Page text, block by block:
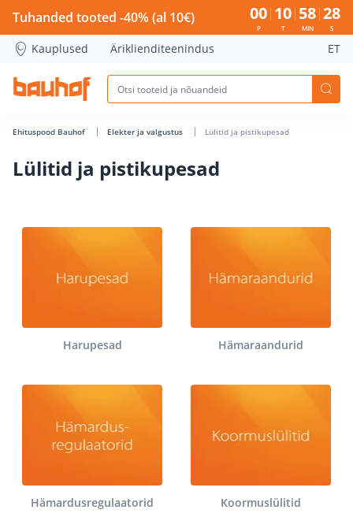
Lülitid ja pistikupesad - Bauhof has loaded
Tuhanded tooted -40% (al 10€) 00
P
10
T
58
MIN
27
S
Kauplused Äriklienditeenindus ET
Ehituspood Bauhof Elekter ja valgustus Lülitid ja pistikupesad
Lülitid ja pistikupesad
Harupesad Hämaraandurid
Hämardusregulaatorid Koormuslülitid